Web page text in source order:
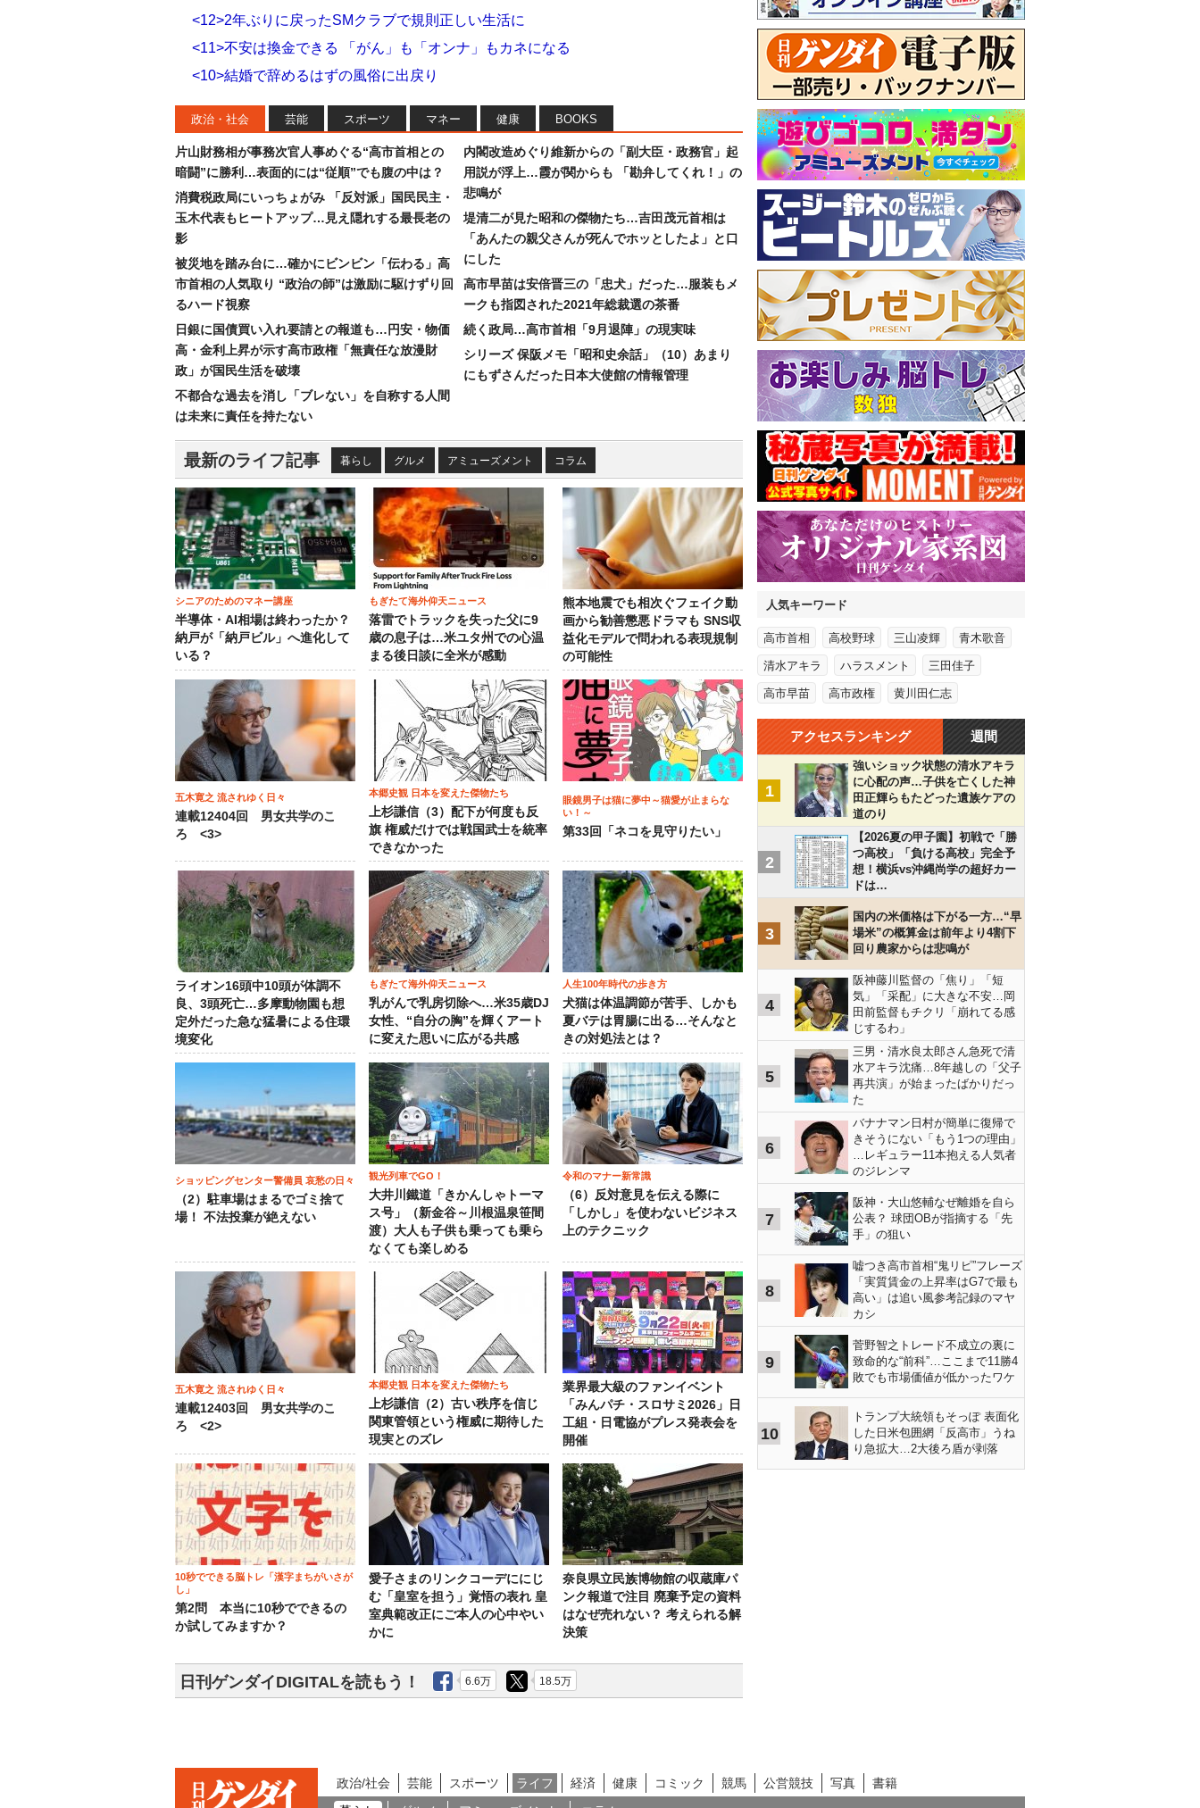
<12>2年ぶりに戻ったSMクラブで規則正しい生活に
<11>不安は換金できる 「がん」も「オンナ」もカネになる
<10>結婚で辞めるはずの風俗に出戻り
政治・社会 芸能 スポーツ マネー 健康 BOOKS
片山財務相が事務次官人事めぐる“高市首相との
暗闘”に勝利…表面的には“従順”でも腹の中は？
消費税政局にいっちょがみ 「反対派」国民民主・
玉木代表もヒートアップ…見え隠れする最長老の
影
被災地を踏み台に…確かにビンビン「伝わる」高
市首相の人気取り “政治の師”は激励に駆けずり回
るハード視察
日銀に国債買い入れ要請との報道も…円安・物価
高・金利上昇が示す高市政権「無責任な放漫財
政」が国民生活を破壊
不都合な過去を消し「ブレない」を自称する人間
は未来に責任を持たない
内閣改造めぐり維新からの「副大臣・政務官」起
用説が浮上…霞が関からも 「勘弁してくれ！」の
悲鳴が
堤清二が見た昭和の傑物たち…吉田茂元首相は
「あんたの親父さんが死んでホッとしたよ」と口
にした
高市早苗は安倍晋三の「忠犬」だった…服装もメ
ークも指図された2021年総裁選の茶番
続く政局…高市首相「9月退陣」の現実味
シリーズ 保阪メモ「昭和史余話」（10）あまり
にもずさんだった日本大使館の情報管理
最新のライフ記事 暮らし グルメ アミューズメント コラム
シニアのためのマネー講座
半導体・AI相場は終わったか？
納戸が「納戸ビル」へ進化して
いる？
もぎたて海外仰天ニュース
落雷でトラックを失った父に9
歳の息子は…米ユタ州での心温
まる後日談に全米が感動
熊本地震でも相次ぐフェイク動
画から勧善懲悪ドラマも SNS収
益化モデルで問われる表現規制
の可能性
五木寛之 流されゆく日々
連載12404回 男女共学のこ
ろ <3>
本郷史観 日本を変えた傑物たち
上杉謙信（3）配下が何度も反
旗 権威だけでは戦国武士を統率
できなかった
眼鏡男子は猫に夢中～猫愛が止まらな
い！～
第33回「ネコを見守りたい」
ライオン16頭中10頭が体調不
良、3頭死亡…多摩動物園も想
定外だった急な猛暑による住環
境変化
もぎたて海外仰天ニュース
乳がんで乳房切除へ…米35歳DJ
女性、“自分の胸”を輝くアート
に変えた思いに広がる共感
人生100年時代の歩き方
犬猫は体温調節が苦手、しかも
夏バテは胃腸に出る…そんなと
きの対処法とは？
ショッピングセンター警備員 哀愁の日々
（2）駐車場はまるでゴミ捨て
場！ 不法投棄が絶えない
観光列車でGO！
大井川鐵道「きかんしゃトーマ
ス号」（新金谷～川根温泉笹間
渡）大人も子供も乗っても乗ら
なくても楽しめる
令和のマナー新常識
（6）反対意見を伝える際に
「しかし」を使わないビジネス
上のテクニック
五木寛之 流されゆく日々
連載12403回 男女共学のこ
ろ <2>
本郷史観 日本を変えた傑物たち
上杉謙信（2）古い秩序を信じ
関東管領という権威に期待した
現実とのズレ
業界最大級のファンイベント
「みんパチ・スロサミ2026」日
工組・日電協がプレス発表会を
開催
10秒でできる脳トレ「漢字まちがいさが
し」
第2問 本当に10秒でできるの
か試してみますか？
愛子さまのリンクコーデににじ
む「皇室を担う」覚悟の表れ 皇
室典範改正にご本人の心中やい
かに
奈良県立民族博物館の収蔵庫パ
ンク報道で注目 廃棄予定の資料
はなぜ売れない？ 考えられる解
決策
日刊ゲンダイDIGITALを読もう！ 6.6万 18.5万
人気キーワード
高市首相 高校野球 三山凌輝 青木歌音
清水アキラ ハラスメント 三田佳子
高市早苗 高市政権 黄川田仁志
アクセスランキング 週間
1
強いショック状態の清水アキラ
に心配の声…子供を亡くした神
田正輝らもたどった遺族ケアの
道のり
2
【2026夏の甲子園】初戦で「勝
つ高校」「負ける高校」完全予
想！横浜vs沖縄尚学の超好カー
ドは…
3
国内の米価格は下がる一方…“早
場米”の概算金は前年より4割下
回り農家からは悲鳴が
4
阪神藤川監督の「焦り」「短
気」「采配」に大きな不安…岡
田前監督もチクリ「崩れてる感
じするわ」
5
三男・清水良太郎さん急死で清
水アキラ沈痛…8年越しの「父子
再共演」が始まったばかりだっ
た
6
バナナマン日村が簡単に復帰で
きそうにない「もう1つの理由」
…レギュラー11本抱える人気者
のジレンマ
7
阪神・大山悠輔なぜ離婚を自ら
公表？ 球団OBが指摘する「先
手」の狙い
8
嘘つき高市首相“鬼リピ”フレーズ
「実質賃金の上昇率はG7で最も
高い」は追い風参考記録のマヤ
カシ
9
菅野智之トレード不成立の裏に
致命的な“前科”…ここまで11勝4
敗でも市場価値が低かったワケ
10
トランプ大統領もそっぽ 表面化
した日米包囲網「反高市」うね
り急拡大…2大後ろ盾が剥落
政治/社会 芸能 スポーツ ライフ 経済 健康 コミック 競馬 公営競技 写真
書籍